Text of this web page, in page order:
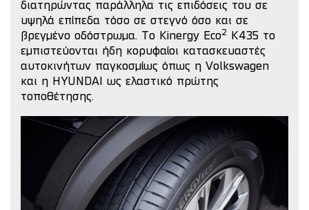
διατηρώντας παράλληλα τις επιδόσεις του σε
υψηλά επίπεδα τόσο σε στεγνό όσο και σε
βρεγμένο οδόστρωμα.
Το Kinergy Eco2
K435 το
εμπιστεύονται ήδη κορυφαίοι κατασκευαστές
αυτοκινήτων παγκοσμίως όπως η Volkswagen
και η HYUNDAI ως ελαστικό πρώτης
τοποθέτησης.